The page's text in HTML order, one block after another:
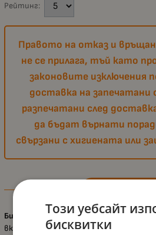
Рейтинг:
Правото на отказ и
не се прилага, тъй като
законовите изключения
доставка на
разпечатани след
да бъдат върнати
свързани с хигиената или
Био плодова закуска HiPP Hippis –
вкусно плодово пюре с нежна
Този уебсайт
бисквитки